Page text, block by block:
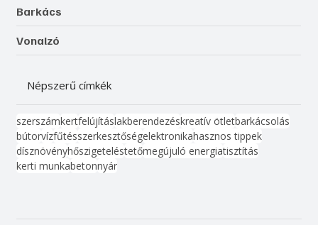
Barkács
Vonalzó
Népszerű címkék
szerszámkertfelújításlakberendezéskreatív ötletbarkácsolás
bútorvízfűtésszerkesztőségelektronikahasznos tippek
dísznövényhőszigeteléstetőmegújuló energiatisztítás
kerti munkabetonnyár